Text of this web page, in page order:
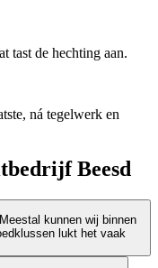
tast de hechting aan.
ná tegelwerk en
Beesd
Meestal kunnen wij binnen
lukt het vaak